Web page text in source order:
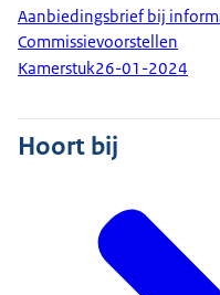
Aanbiedingsbrief bij
Commissievoorstellen
Kamerstuk26-01-2024
Hoort bij